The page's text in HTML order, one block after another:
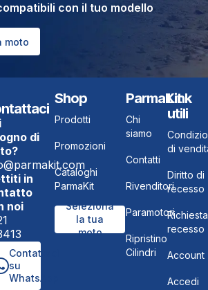
con il tuo modello
moto
di
in
noi
Contattaci
su
WhatsApp
Shop
Prodotti
Promozioni
Cataloghi
ParmaKit
Seleziona
la tua
moto
ParmaKit
Chi
siamo
Contatti
Rivenditori
Paramotori
Ripristino
Cilindri
Link
utili
di
Diritto di
recesso
Richiesta
recesso
Account
Accedi